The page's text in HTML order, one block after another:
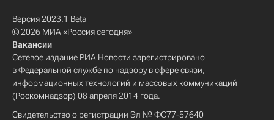
Версия 2023.1 Beta
© 2026 МИА «Россия сегодня»
Вакансии
Сетевое издание РИА Новости зарегистрировано
в Федеральной службе по надзору в сфере связи,
информационных технологий и массовых коммуникаций
(Роскомнадзор) 08 апреля 2014 года.
Свидетельство о регистрации Эл № ФС77-57640